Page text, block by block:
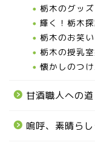
栃木のグッズ
輝く！栃木
栃木のお笑い
栃木の授乳
懐かしのつ
甘酒職人への道
嗚呼、素晴ら